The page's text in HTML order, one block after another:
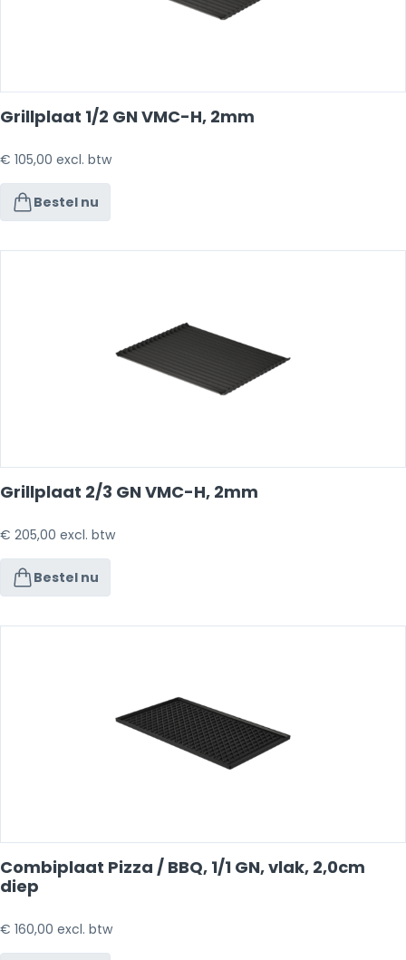
Grillplaat 1/2 GN VMC-H, 2mm
€ 105,00 excl. btw
Bestel nu
Grillplaat 2/3 GN VMC-H, 2mm
€ 205,00 excl. btw
Bestel nu
Combiplaat Pizza / BBQ, 1/1 GN, vlak, 2,0cm
diep
€ 160,00 excl. btw